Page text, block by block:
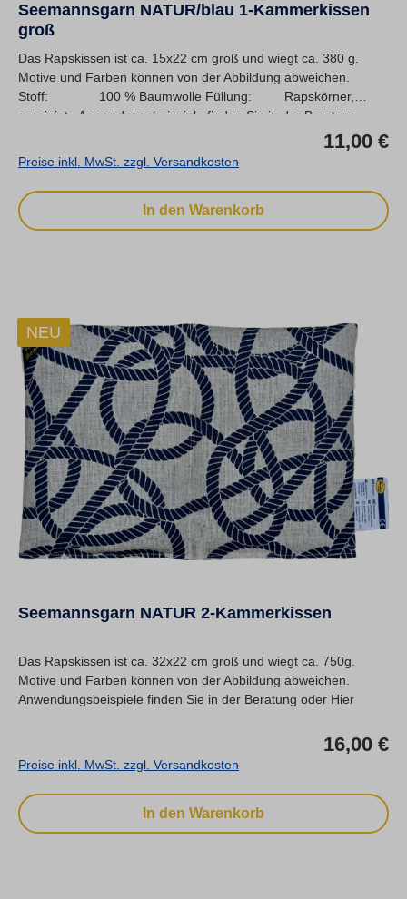
Seemannsgarn NATUR/blau 1-Kammerkissen
groß
Das Rapskissen ist ca. 15x22 cm groß und wiegt ca. 380 g.
Motive und Farben können von der Abbildung abweichen.
Stoff: 100 % Baumwolle Füllung: Rapskörner,
gereinigt Anwendungsbeispiele finden Sie in der Beratung...
11,00 €
Preise inkl. MwSt. zzgl. Versandkosten
In den Warenkorb
NEU
Seemannsgarn NATUR 2-Kammerkissen
Das Rapskissen ist ca. 32x22 cm groß und wiegt ca. 750g.
Motive und Farben können von der Abbildung abweichen.
Anwendungsbeispiele finden Sie in der Beratung oder Hier
16,00 €
Preise inkl. MwSt. zzgl. Versandkosten
In den Warenkorb